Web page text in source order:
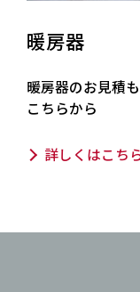
暖房器
暖房器のお見積
こちらから
詳しくはこち